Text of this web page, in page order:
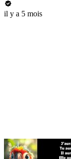
il y a 5 mois